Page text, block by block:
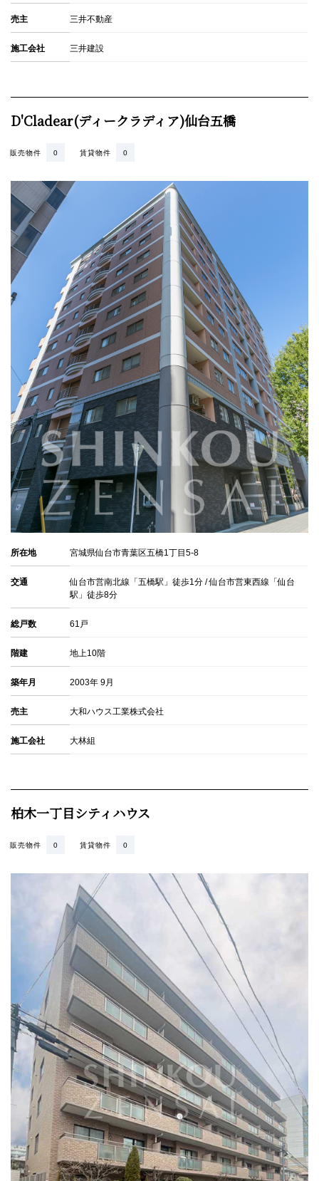
売主 三井不動産
施工会社 三井建設
D'Cladear(ディークラディア)仙台五橋
賃貸物件 0
販売物件 0
所在地 宮城県仙台市青葉区五橋1丁目5-8
交通
仙台市営南北線「五橋駅」徒歩1分 / 仙台市営東西線「仙台
駅」徒歩8分
総戸数 61戸
階建 地上10階
築年月 2003年 9月
売主 大和ハウス工業株式会社
施工会社 大林組
柏木一丁目シティハウス
賃貸物件 0
販売物件 0